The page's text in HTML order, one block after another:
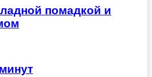
помадкой и